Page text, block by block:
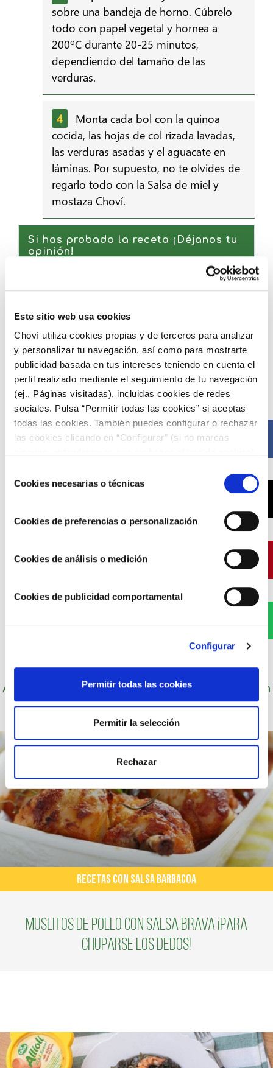
Este sitio web usa cookies
Choví utiliza cookies propias y de terceros para analizar
y personalizar tu navegación, así como para mostrarte
publicidad basada en tus intereses teniendo en cuenta el
perfil realizado mediante el seguimiento de tu navegación
(ej., Páginas visitadas), incluidas cookies de redes
sociales. Pulsa “Permitir todas las cookies” si aceptas
todas las cookies. También puedes configurar o rechazar
las cookies clicando en “Configurar” (si no marcas
COOKIES.
deCookies necesarias o técnicas
Cookies de preferencias o personalización
Cookies de análisis o medición
Cookies de publicidad comportamental
Configurar
Permitir todas las cookies
Permitir la selección
Rechazar
sobre una bandeja de horno. Cúbrelo
todo con papel vegetal y hornea a
200ºC durante 20-25 minutos,
dependiendo del tamaño de las
verduras.
Monta cada bol con la quinoa
cocida, las hojas de col rizada lavadas,
las verduras asadas y el aguacate en
láminas. Por supuesto, no te olvides de
regarlo todo con la Salsa de miel y
mostaza Choví.
Si has probado la receta ¡Déjanos tu
opinión!
Compártelo ahora
Facebook
Pinterest
Autor: Cocineros de Choví, expertos en recetas con
salsas para el disfrute.
RECETAS CON SALSA BARBACOA
Muslitos de pollo con salsa brava ¡Para
chuparse los dedos!